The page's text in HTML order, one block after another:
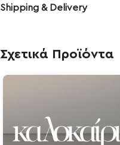
Shipping & Delivery
Σχετικά Προϊόντα